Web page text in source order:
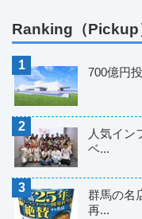
Ranking（Pickup
700億円
人気イン
ベ...
群馬の名
再...